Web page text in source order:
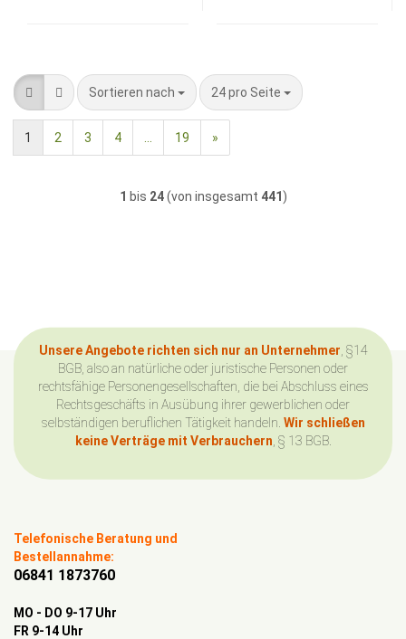
Sortieren nach
Sortieren nach 24 pro Seite
pro Seite
1 2 3 4 19 »
1 bis 24(von insgesamt 441 )
Unsere Angebote richten sich nur an Unternehmer , §14
BGB, also an natürliche oder juristische Personen oder
rechtsfähige Personengesellschaften, die bei Abschluss eines
Rechtsgeschäfts in Ausübung ihrer gewerblichen oder
selbständigen beruflichen Tätigkeit handeln. Wir schließen
keine Verträge mit Verbrauchern , § 13 BGB.
Telefonische Beratung und
Bestellannahme:
06841 1873760
MO - DO 9-17 Uhr
FR 9-14 Uhr